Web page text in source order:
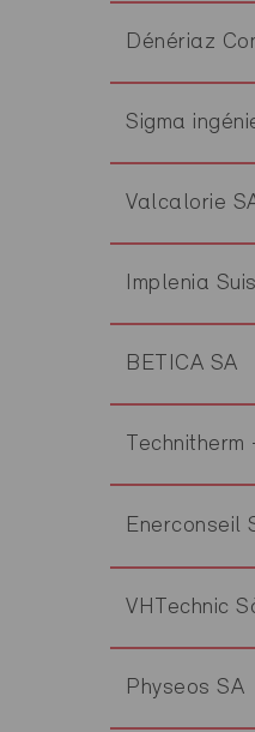
Dénériaz
Sigma
Valcalorie
Implenia
BETICA SA
Enerconseil
VHTechnic
Physeos SA